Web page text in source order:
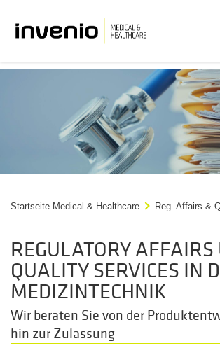
Startseite Medical & Healthcare Reg. Affairs &
REGULATORY AFFAIRS
QUALITY SERVICES IN
MEDIZINTECHNIK
Wir beraten Sie von der
hin zur Zulassung